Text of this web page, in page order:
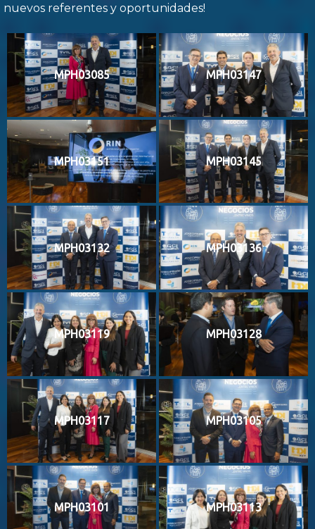
nuevos referentes y oportunidades!
MPH03085 MPH03147
MPH03151 MPH03145
MPH03132 MPH03136
MPH03119 MPH03128
MPH03117 MPH03105
MPH03101 MPH03113